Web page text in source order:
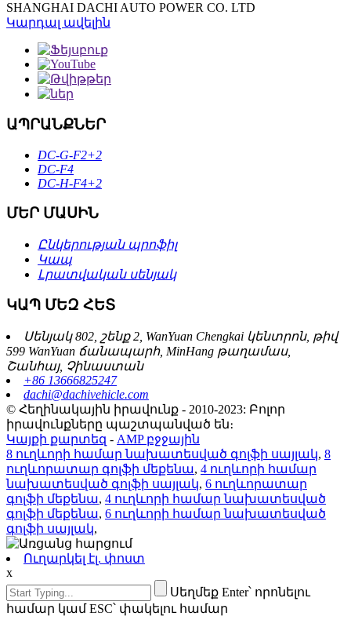
SHANGHAI DACHI AUTO POWER CO. LTD
Կարդալ ավելին
ԱՊՐԱՆՔՆԵՐ
DC-G-F2+2
DC-F4
DC-H-F4+2
ՄԵՐ ՄԱՍԻՆ
Ընկերության պրոֆիլ
Կապ
Լրատվական սենյակ
ԿԱՊ ՄԵԶ ՀԵՏ
Սենյակ 802, շենք 2, WanYuan Chengkai կենտրոն, թիվ
599 WanYuan ճանապարհ, MinHang թաղամաս,
Շանհայ, Չինաստան
+86 13666825247
dachi@dachivehicle.com
© Հեղինակային իրավունք - 2010-2023: Բոլոր
իրավունքները պաշտպանված են։
Կայքի քարտեզ - AMP բջջային
8 ուղևորի համար նախատեսված գոլֆի սայլակ, 8
ուղևորատար գոլֆի մեքենա, 4 ուղևորի համար
նախատեսված գոլֆի սայլակ, 6 ուղևորատար
գոլֆի մեքենա, 4 ուղևորի համար նախատեսված
գոլֆի մեքենա, 6 ուղևորի համար նախատեսված
գոլֆի սայլակ,
Ուղարկել էլ. փոստ
x
Սեղմեք Enter՝ որոնելու
համար կամ ESC՝ փակելու համար